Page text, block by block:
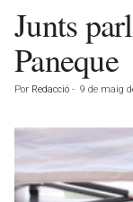
Junts
Paneque
Por Redacció - 9 de maig